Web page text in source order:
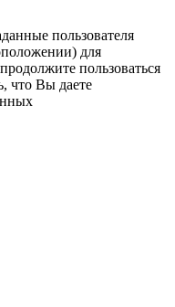
пользователя
для
пользоваться
что Вы даете